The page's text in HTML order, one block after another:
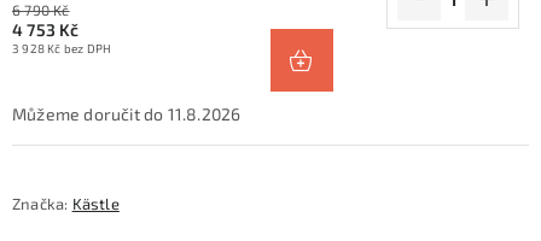
6 790 Kč
4 753 Kč
3 928 Kč bez DPH
11.8.2026
Značka: Kästle